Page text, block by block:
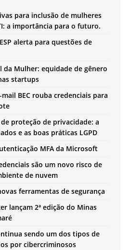
para inclusão de mulheres
a importância para o futuro.
alerta para questões de
da Mulher: equidade de gênero
startups
BEC rouba credenciais para
proteção de privacidade: a
e as boas práticas LGPD
MFA da Microsoft
são um novo risco de
de nuvem
ferramentas de segurança
lançam 2ª edição do Minas
sendo um dos tipos de
por cibercriminosos